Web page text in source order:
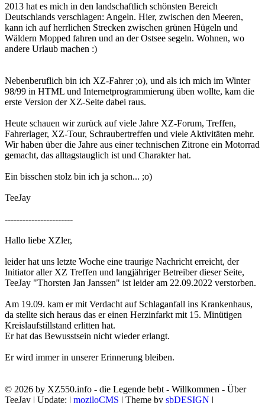
2013 hat es mich in den landschaftlich schönsten Bereich
Deutschlands verschlagen: Angeln. Hier, zwischen den Meeren,
kann ich auf herrlichen Strecken zwischen grünen Hügeln und
Wäldern Mopped fahren und an der Ostsee segeln. Wohnen, wo
andere Urlaub machen :)
Nebenberuflich bin ich XZ-Fahrer ;o), und als ich mich im Winter
98/99 in HTML und Internetprogrammierung üben wollte, kam die
erste Version der XZ-Seite dabei raus.
Heute schauen wir zurück auf viele Jahre XZ-Forum, Treffen,
Fahrerlager, XZ-Tour, Schraubertreffen und viele Aktivitäten mehr.
Wir haben über die Jahre aus einer technischen Zitrone ein Motorrad
gemacht, das alltagstauglich ist und Charakter hat.
Ein bisschen stolz bin ich ja schon... ;o)
TeeJay
-----------------------
Hallo liebe XZler,
leider hat uns letzte Woche eine traurige Nachricht erreicht, der
Initiator aller XZ Treffen und langjähriger Betreiber dieser Seite,
TeeJay "Thorsten Jan Janssen" ist leider am 22.09.2022 verstorben.
Am 19.09. kam er mit Verdacht auf Schlaganfall ins Krankenhaus,
da stellte sich heraus das er einen Herzinfarkt mit 15. Minütigen
Kreislaufstillstand erlitten hat.
Er hat das Bewusstsein nicht wieder erlangt.
Er wird immer in unserer Erinnerung bleiben.
© 2026 by XZ550.info - die Legende bebt - Willkommen - Über
TeeJay | Update: | moziloCMS | Theme by sbDESIGN |